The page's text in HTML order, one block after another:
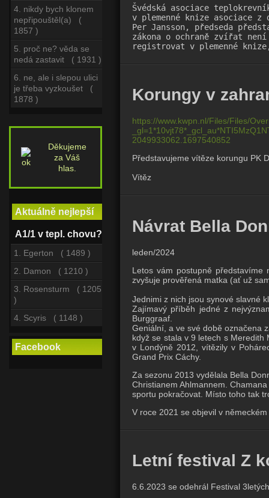
4. nikdy bych klonem
nepřipouštěl(a) (
1857 )
5. proč ne? věda se
nedá zastavit ( 1931 )
6. ne, ale i slepou ulici
je třeba vyzkoušet (
1878 )
Děkujeme
za Váš
hlas.
Aktuálně nejlepší
A1/1 v tepl. chovu?
1. Egerton ( 1489 )
2. Damon ( 1210 )
3. Rosensturm ( 1205
)
4. Scyris ( 1148 )
Facebook
Švédská asociace
v plemenné knize asociace
Per Jansson, předseda
zákona o ochraně zvířat
registrovat v plemenné
Korungy v
https://www.kwpn.nl/Files/Files/
2049933062.1697540852
Představujeme vítěze korungu PK
Vítěz
Návrat Bella
leden/2024
Letos vám postupně představíme
zvyšuje prověřená matka (ať už
Jednimi z nich jsou synové slavné
Zajímavý příběh jedné z
Burggraaf.
Geniální, a ve své době označena
když se stala v 9 letech s Meredith
v Londýně 2012, vítězily v
Grand Prix Cáchy.
Za sezonu 2013 vydělala Bella
Christianem Ahlmannem.
sportu pokračovat. Místo toho tak
V roce 2021 se objevil v
Letní festival Z
6.6.2023 se odehrál Festival